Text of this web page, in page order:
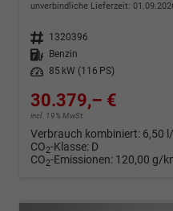
unverbindliche Lieferzeit:
Fahrzeugnr. 1320396
Kraftstoff
Benzin
Leistung
85 kW (116 PS)
30.379,– €
incl. 19% MwSt.
Verbrauch kombiniert: 6,50
CO2-Klasse: D
CO2-Emissionen: 120,00 g/